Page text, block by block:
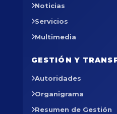
Noticias
Servicios
Multimedia
GESTIÓN Y
Autoridades
Organigrama
Resumen de Gestión